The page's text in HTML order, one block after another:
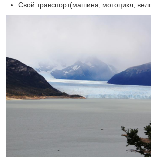
Свой транспорт(машина, мотоцикл,